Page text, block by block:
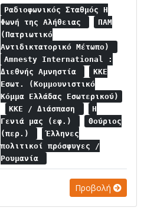
Ραδιοφωνικός Σταθμός Η
Φωνή της Αλήθειας
ΠΑΜ
(Πατριωτικό
Αντιδικτατορικό Μέτωπο)
Amnesty International :
Διεθνής Αμνηστία
ΚΚΕ
Εσωτ. (Κομμουνιστικό
Κόμμα Ελλάδας Εσωτερικού)
ΚΚΕ / Διάσπαση
Η
Γενιά μας (εφ.)
Θούριος
(περ.)
Έλληνες
πολιτικοί πρόσφυγες /
Ρουμανία
Προβολή